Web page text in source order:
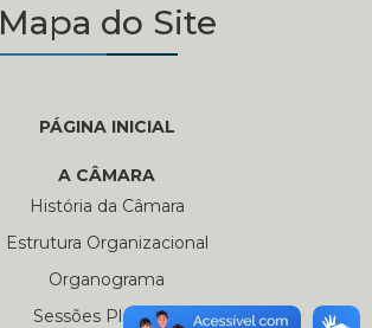
Mapa do Site
PÁGINA INICIAL
A CÂMARA
História da Câmara
Estrutura Organizacional
Organograma
Sessões Plenárias